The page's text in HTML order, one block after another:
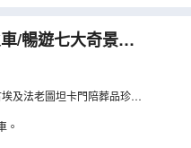
/暢遊七大奇景之
一次過暢遊五大神
及法老圖坦卡門陪葬品珍
。